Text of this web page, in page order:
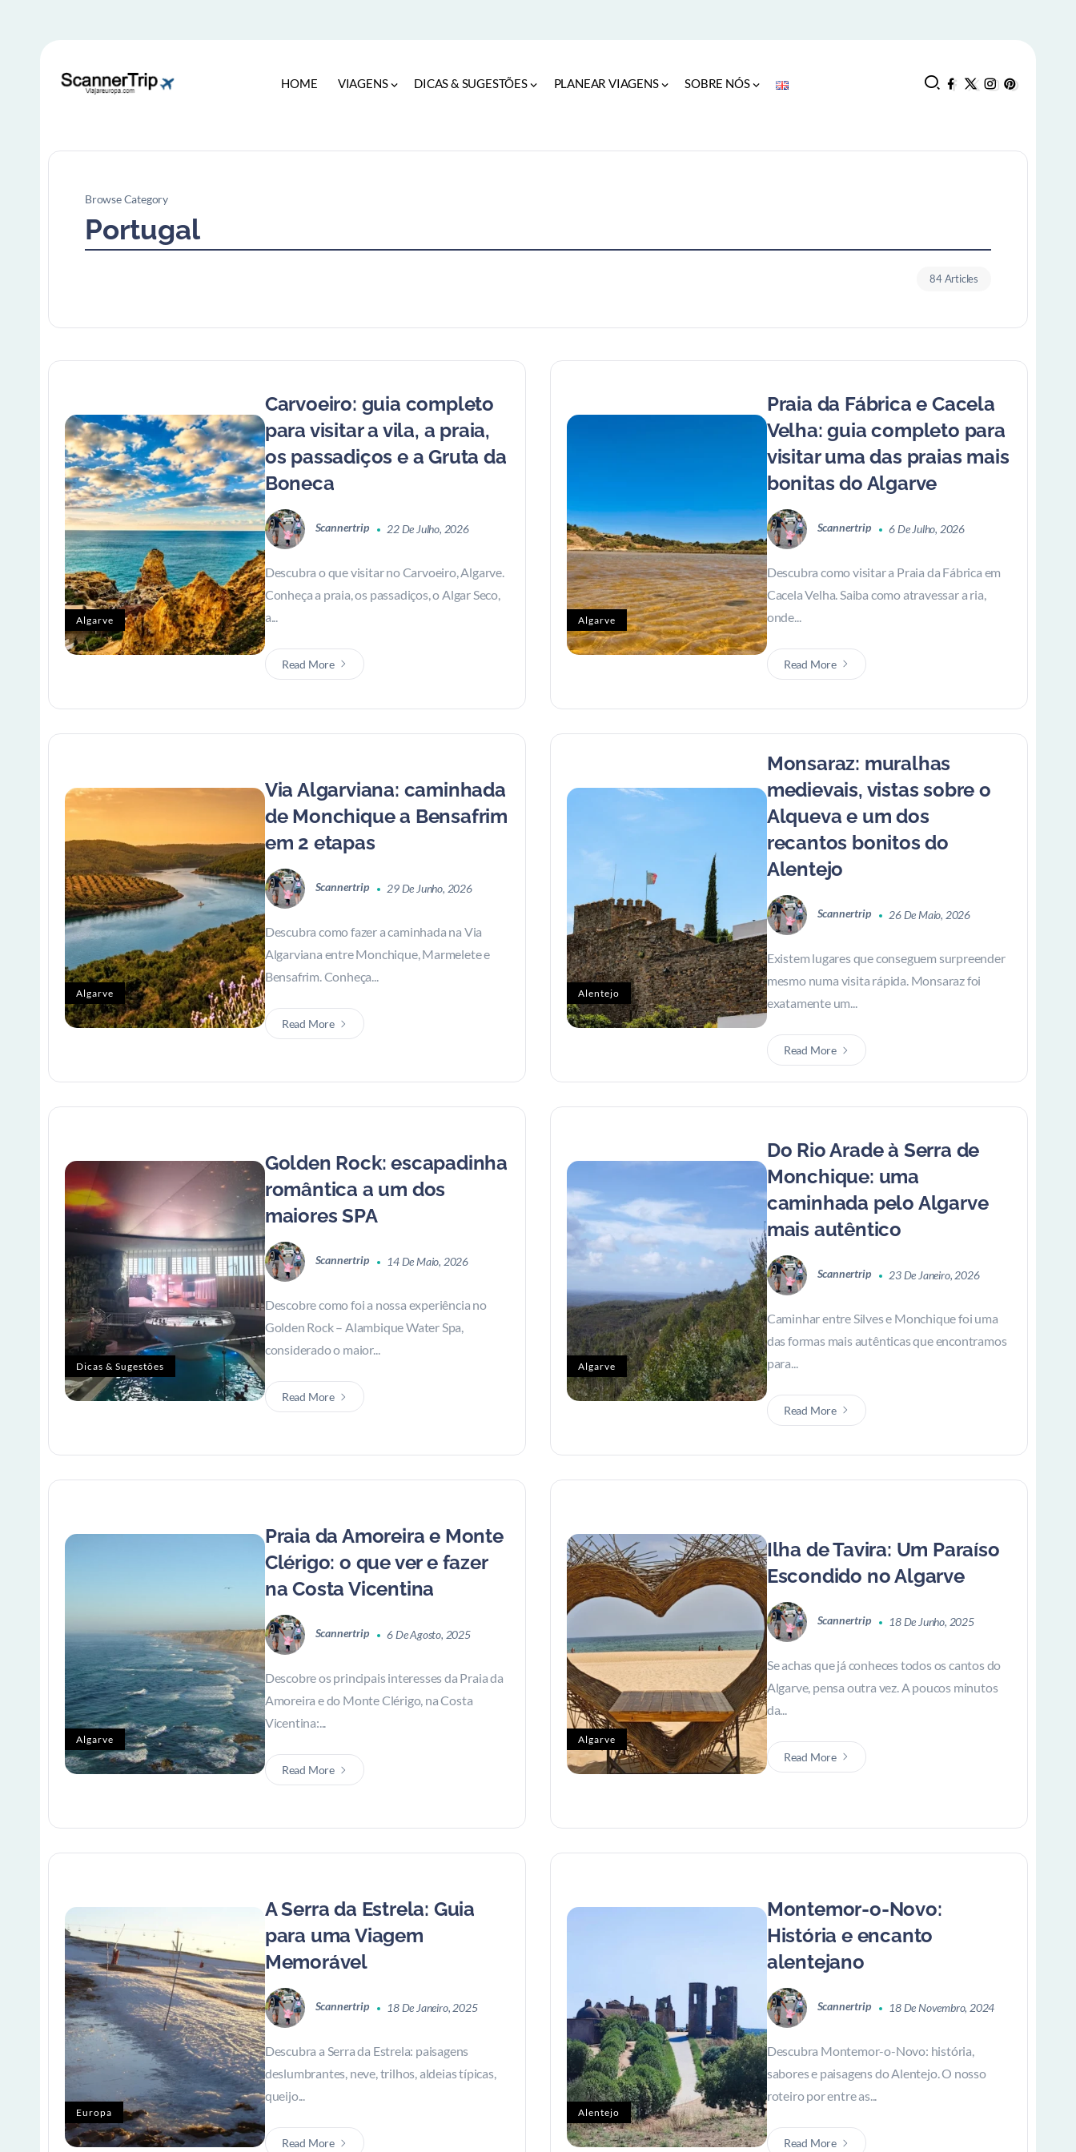
HOME VIAGENS DICAS & SUGESTÕES PLANEAR VIAGENS SOBRE NÓS
Browse Category
Portugal
84 Articles
Algarve
Carvoeiro: guia completo
para visitar a vila, a praia,
os passadiços e a Gruta da
Boneca
Scannertrip 22 De Julho, 2026
Descubra o que visitar no Carvoeiro, Algarve.
Conheça a praia, os passadiços, o Algar Seco,
a...
Read More
Algarve
Praia da Fábrica e Cacela
Velha: guia completo para
visitar uma das praias mais
bonitas do Algarve
Scannertrip 6 De Julho, 2026
Descubra como visitar a Praia da Fábrica em
Cacela Velha. Saiba como atravessar a ria,
onde...
Read More
Algarve
Via Algarviana: caminhada
de Monchique a Bensafrim
em 2 etapas
Scannertrip 29 De Junho, 2026
Descubra como fazer a caminhada na Via
Algarviana entre Monchique, Marmelete e
Bensafrim. Conheça...
Read More
Alentejo
Monsaraz: muralhas
medievais, vistas sobre o
Alqueva e um dos
recantos bonitos do
Alentejo
Scannertrip 26 De Maio, 2026
Existem lugares que conseguem surpreender
mesmo numa visita rápida. Monsaraz foi
exatamente um...
Read More
Dicas & Sugestões
Golden Rock: escapadinha
romântica a um dos
maiores SPA
Scannertrip 14 De Maio, 2026
Descobre como foi a nossa experiência no
Golden Rock – Alambique Water Spa,
considerado o maior...
Read More
Algarve
Do Rio Arade à Serra de
Monchique: uma
caminhada pelo Algarve
mais autêntico
Scannertrip 23 De Janeiro, 2026
Caminhar entre Silves e Monchique foi uma
das formas mais autênticas que encontramos
para...
Read More
Algarve
Praia da Amoreira e Monte
Clérigo: o que ver e fazer
na Costa Vicentina
Scannertrip 6 De Agosto, 2025
Descobre os principais interesses da Praia da
Amoreira e do Monte Clérigo, na Costa
Vicentina:...
Read More
Algarve
Ilha de Tavira: Um Paraíso
Escondido no Algarve
Scannertrip 18 De Junho, 2025
Se achas que já conheces todos os cantos do
Algarve, pensa outra vez. A poucos minutos
da...
Read More
Europa
A Serra da Estrela: Guia
para uma Viagem
Memorável
Scannertrip 18 De Janeiro, 2025
Descubra a Serra da Estrela: paisagens
deslumbrantes, neve, trilhos, aldeias típicas,
queijo...
Read More
Alentejo
Montemor-o-Novo:
História e encanto
alentejano
Scannertrip 18 De Novembro, 2024
Descubra Montemor-o-Novo: história,
sabores e paisagens do Alentejo. O nosso
roteiro por entre as...
Read More